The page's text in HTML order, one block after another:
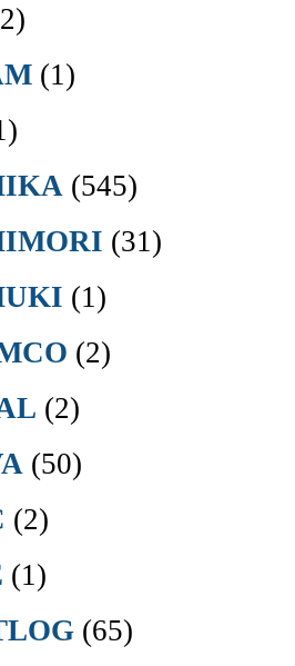
(1)
(545)
(31)
(1)
(2)
(2)
(50)
(2)
(1)
(65)